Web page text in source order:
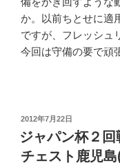
か。以前ちとせに適
ですが、フレッシュ
今回は守備の要で頑
投
稿
日:
2012年7月22日
ジャパン杯２
チェスト鹿児